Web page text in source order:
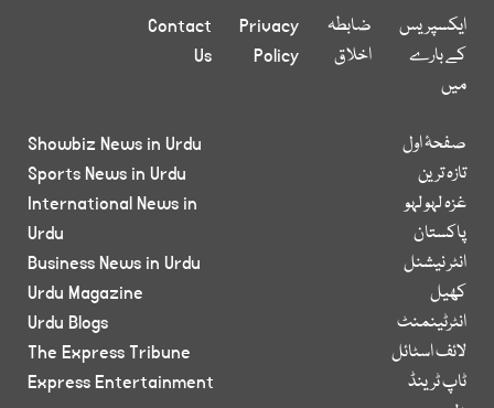
ایکسپریس
کے بارے
میں
ضابطہ
اخلاق
Privacy
Policy
Contact
Us
صفحۂ اول
تازہ ترین
غزہ لہو لہو
پاکستان
انٹر نیشنل
کھیل
انٹرٹینمنٹ
لائف اسٹائل
ٹاپ ٹرینڈ
Showbiz News in Urdu
Sports News in Urdu
International News in
Urdu
Business News in Urdu
Urdu Magazine
Urdu Blogs
The Express Tribune
Express Entertainment